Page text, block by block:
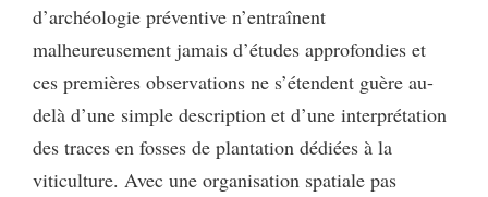
d’archéologie préventive n’entraînent
malheureusement jamais d’études approfondies et
ces premières observations ne s’étendent guère au-
delà d’une simple description et d’une interprétation
des traces en fosses de plantation dédiées à la
viticulture. Avec une organisation spatiale pas